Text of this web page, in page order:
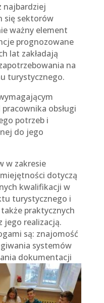
najbardziej
się sektorów
ważny element
prognozowane
lat zakładają
na
turystycznego.
obsługi
potrzeb i
do jego
w zakresie
dotyczą
kwalifikacji w
turystycznego i
praktycznych
jego realizacją.
są: znajomość
systemów
dokumentacji